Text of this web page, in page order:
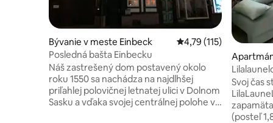
Bývanie v meste Einbeck Priemerné
4,79 (115)
Posledná bašta Einbecku
Náš zastrešený dom postavený okolo
roku 1550 sa nachádza na najdlhšej
priľahlej polovičnej letnatej ulici v Dolnom
Sasku a vďaka svojej centrálnej polohe v
Svoj čas
(posteľ 1,80×2